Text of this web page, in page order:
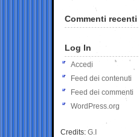
Commenti recenti
Log In
Accedi
Feed dei contenuti
Feed dei commenti
WordPress.org
Credits: G.I